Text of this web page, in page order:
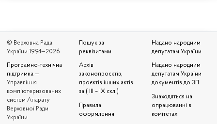
© Верховна Рада
України 1994—2026
Програмно-технічна
підтримка —
Управління
комп'ютеризованих
систем Апарату
Верховної Ради
України
Пошук за
реквізитами
Архів
законопроєктів,
проєктів інших актів
за ( III – IX скл.)
Правила
оформлення
Надано народним
депутатам України
Надано народним
депутатам України
документів до ЗП
Знаходяться на
опрацюванні в
комітетах